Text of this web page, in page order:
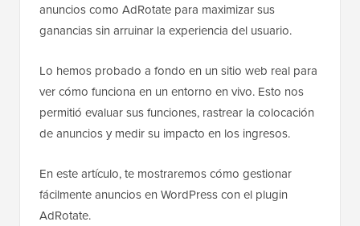
anuncios como AdRotate para maximizar sus
ganancias sin arruinar la experiencia del usuario.
Lo hemos probado a fondo en un sitio web real para
ver cómo funciona en un entorno en vivo. Esto nos
permitió evaluar sus funciones, rastrear la colocación
de anuncios y medir su impacto en los ingresos.
En este artículo, te mostraremos cómo gestionar
fácilmente anuncios en WordPress con el plugin
AdRotate.